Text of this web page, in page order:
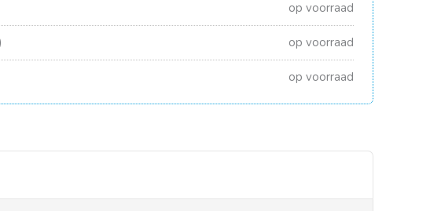
op voorraad
op voorraad
op voorraad